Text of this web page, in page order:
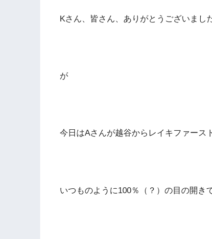
Kさん、皆さん、ありがとうございまし
が
今日はAさんが越谷からレイキファース
いつものように100％（？）の目の開き